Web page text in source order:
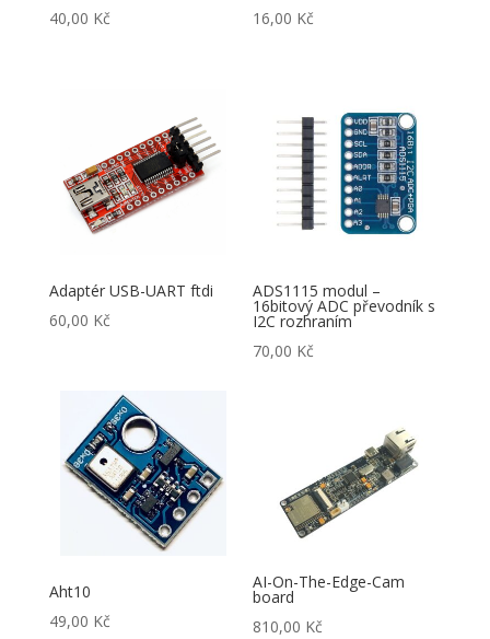
40,00 Kč
16,00 Kč
Adaptér USB-UART ftdi
60,00 Kč
ADS1115 modul –
16bitový ADC převodník s
I2C rozhraním
70,00 Kč
Aht10
49,00 Kč
AI-On-The-Edge-Cam
board
810,00 Kč